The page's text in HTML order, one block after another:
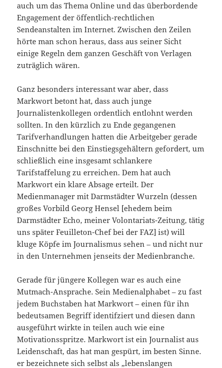
auch um das Thema Online und das überbordende
Engagement der öffentlich-rechtlichen
Sendeanstalten im Internet. Zwischen den Zeilen
hörte man schon heraus, dass aus seiner Sicht
einige Regeln dem ganzen Geschäft von Verlagen
zuträglich wären.
Ganz besonders interessant war aber, dass
Markwort betont hat, dass auch junge
Journalistenkollegen ordentlich entlohnt werden
sollten. In den kürzlich zu Ende gegangenen
Tarifverhandlungen hatten die Arbeitgeber gerade
Einschnitte bei den Einstiegsgehältern gefordert, um
schließlich eine insgesamt schlankere
Tarifstaffelung zu erreichen. Dem hat auch
Markwort ein klare Absage erteilt. Der
Medienmanager mit Darmstädter Wurzeln (dessen
großes Vorbild Georg Hensel [ehedem beim
Darmstädter Echo, meiner Volontariats-Zeitung, tätig
uns später Feuilleton-Chef bei der FAZ] ist) will
kluge Köpfe im Journalismus sehen – und nicht nur
in den Unternehmen jenseits der Medienbranche.
Gerade für jüngere Kollegen war es auch eine
Mutmach-Ansprache. Sein Medienalphabet – zu fast
jedem Buchstaben hat Markwort – einen für ihn
bedeutsamen Begriff identifziert und diesen dann
ausgeführt wirkte in teilen auch wie eine
Motivationsspritze. Markwort ist ein Journalist aus
Leidenschaft, das hat man gespürt, im besten Sinne.
er bezeichnete sich selbst als „lebenslangen